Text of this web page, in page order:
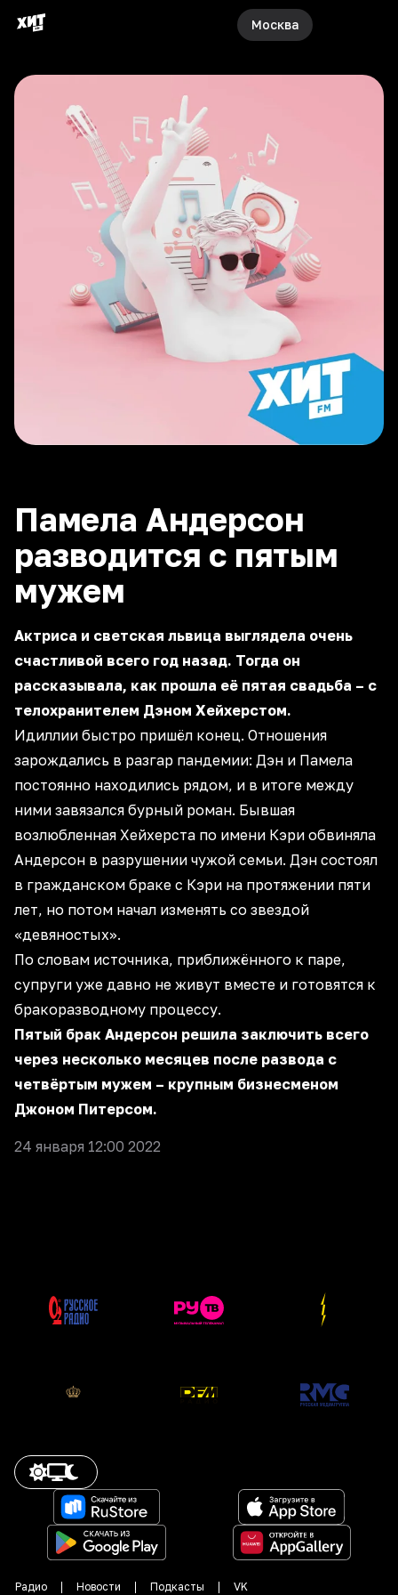
Москва
Памела Андерсон
разводится с пятым
мужем
Актриса и светская львица выглядела очень
счастливой всего год назад. Тогда он
рассказывала, как прошла её пятая свадьба – с
телохранителем Дэном Хейхерстом.
Идиллии быстро пришёл конец. Отношения
зарождались в разгар пандемии: Дэн и Памела
постоянно находились рядом, и в итоге между
ними завязался бурный роман. Бывшая
возлюбленная Хейхерста по имени Кэри обвиняла
Андерсон в разрушении чужой семьи. Дэн состоял
в гражданском браке с Кэри на протяжении пяти
лет, но потом начал изменять со звездой
«девяностых».
По словам источника, приближённого к паре,
супруги уже давно не живут вместе и готовятся к
бракоразводному процессу.
Пятый брак Андерсон решила заключить всего
через несколько месяцев после развода с
четвёртым мужем – крупным бизнесменом
Джоном Питерсом.
24 января 12:00 2022
Радио Новости Подкасты VK